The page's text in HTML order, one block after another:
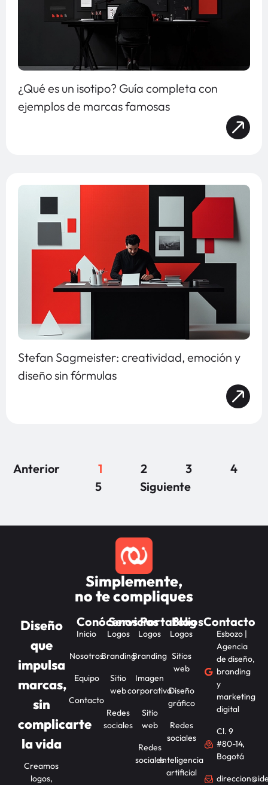
¿Qué es un isotipo? Guía completa con
ejemplos de marcas famosas
Stefan Sagmeister: creatividad, emoción y
diseño sin fórmulas
Anterior 1 2 3
4
5
Siguiente
Simplemente,
no te compliques
Diseño
que
impulsa
marcas,
sin
complicarte
la vida
Creamos
logos,
Conócenos
Inicio
Nosotros
Equipo
Contacto
Servicios
Logos
Branding
Sitio
web
Redes
sociales
Portafolios
Logos
Branding
Imagen
corporativa
Sitio
web
Redes
sociales
Blog
Logos
Sitios
web
Diseño
gráfico
Redes
sociales
Inteligencia
artificial
Contacto
Esbozo |
Agencia
de diseño,
branding
y
marketing
digital
Cl. 9
#80-14,
Bogotá